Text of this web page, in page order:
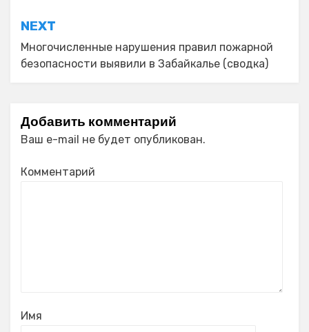
NEXT
Многочисленные нарушения правил пожарной
безопасности выявили в Забайкалье (сводка)
Добавить комментарий
Ваш e-mail не будет опубликован.
Комментарий
Имя